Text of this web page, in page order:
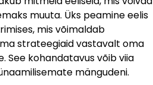
muuta. Üks peamine eelis
mis võimaldab
strateegiaid vastavalt oma
See kohandatavus võib viia
mängudeni.